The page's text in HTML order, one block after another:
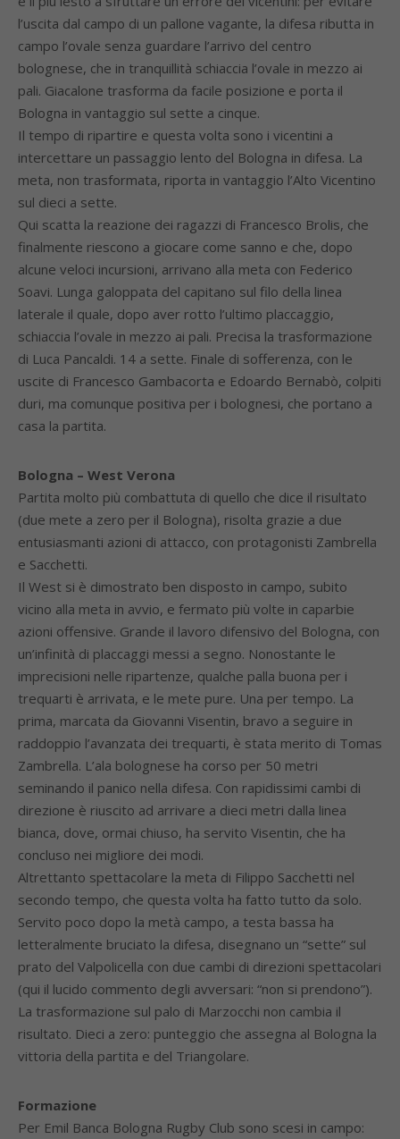
l’uscita dal campo di un pallone vagante, la difesa ributta in
campo l’ovale senza guardare l’arrivo del centro
bolognese, che in tranquillità schiaccia l’ovale in mezzo ai
pali. Giacalone trasforma da facile posizione e porta il
Bologna in vantaggio sul sette a cinque.
Il tempo di ripartire e questa volta sono i vicentini a
intercettare un passaggio lento del Bologna in difesa. La
meta, non trasformata, riporta in vantaggio l’Alto Vicentino
sul dieci a sette.
Qui scatta la reazione dei ragazzi di Francesco Brolis, che
finalmente riescono a giocare come sanno e che, dopo
alcune veloci incursioni, arrivano alla meta con Federico
Soavi. Lunga galoppata del capitano sul filo della linea
laterale il quale, dopo aver rotto l’ultimo placcaggio,
schiaccia l’ovale in mezzo ai pali. Precisa la trasformazione
di Luca Pancaldi. 14 a sette. Finale di sofferenza, con le
uscite di Francesco Gambacorta e Edoardo Bernabò, colpiti
duri, ma comunque positiva per i bolognesi, che portano a
casa la partita.
Bologna – West Verona
Partita molto più combattuta di quello che dice il risultato
(due mete a zero per il Bologna), risolta grazie a due
entusiasmanti azioni di attacco, con protagonisti Zambrella
e Sacchetti.
Il West si è dimostrato ben disposto in campo, subito
vicino alla meta in avvio, e fermato più volte in caparbie
azioni offensive. Grande il lavoro difensivo del Bologna, con
un’infinità di placcaggi messi a segno. Nonostante le
imprecisioni nelle ripartenze, qualche palla buona per i
trequarti è arrivata, e le mete pure. Una per tempo. La
prima, marcata da Giovanni Visentin, bravo a seguire in
raddoppio l’avanzata dei trequarti, è stata merito di Tomas
Zambrella. L’ala bolognese ha corso per 50 metri
seminando il panico nella difesa. Con rapidissimi cambi di
direzione è riuscito ad arrivare a dieci metri dalla linea
bianca, dove, ormai chiuso, ha servito Visentin, che ha
concluso nei migliore dei modi.
Altrettanto spettacolare la meta di Filippo Sacchetti nel
secondo tempo, che questa volta ha fatto tutto da solo.
Servito poco dopo la metà campo, a testa bassa ha
letteralmente bruciato la difesa, disegnano un “sette” sul
prato del Valpolicella con due cambi di direzioni spettacolari
(qui il lucido commento degli avversari: “non si prendono”).
La trasformazione sul palo di Marzocchi non cambia il
risultato. Dieci a zero: punteggio che assegna al Bologna la
vittoria della partita e del Triangolare.
Formazione
Per Emil Banca Bologna Rugby Club sono scesi in campo: